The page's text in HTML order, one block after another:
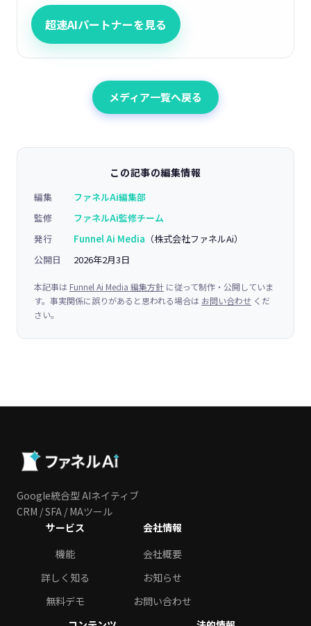
超速AIパートナーを見る
メディア一覧へ戻る
この記事の編集情報
編集
ファネルAi編集部
監修
ファネルAi監修チーム
発行
Funnel Ai Media （株式会社ファネルAi）
公開日
2026年2月3日
本記事は Funnel Ai Media 編集方針 に従って制作・公開していま
す。事実関係に誤りがあると思われる場合は お問い合わせ くだ
さい。
Google統合型 AIネイティブ
CRM / SFA / MAツール
サービス
機能
詳しく知る
無料デモ
会社情報
会社概要
お知らせ
お問い合わせ